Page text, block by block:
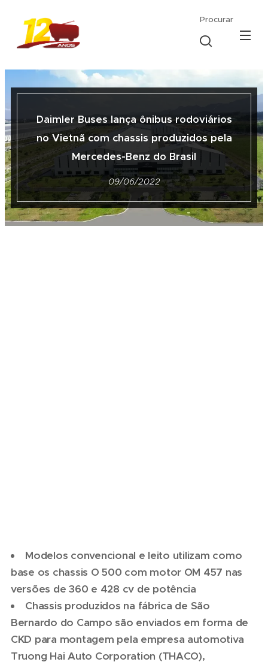
Procurar
Daimler Buses lançaônibus rodoviários
no Vietnã com chassis produzidos pela
Mercedes-Benz do Brasil
09/06/2022
Modelos convencional e leito utilizam como
base os chassis O 500 com motor OM 457 nas
versões de 360 e 428 cv de potência
Chassis produzidos na fábrica de São
Bernardo do Campo são enviados em forma de
CKD para montagem pela empresa automotiva
Truong Hai Auto Corporation (THACO),